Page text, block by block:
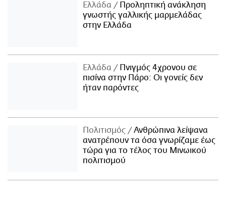
Ελλάδα
Προληπτική ανάκληση
γνωστής γαλλικής μαρμελάδας
στην Ελλάδα
Ελλάδα
Πνιγμός 4χρονου σε
πισίνα στην Πάρο: Οι γονείς δεν
ήταν παρόντες
Πολιτισμός
Ανθρώπινα λείψανα
ανατρέπουν τα όσα γνωρίζαμε έως
τώρα για το τέλος του Μινωικού
πολιτισμού